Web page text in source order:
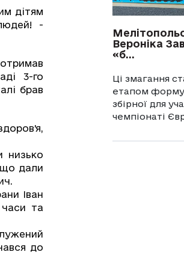
дітям
-
3-го
брав
що дали
Іван
часи та
до
Вероніка
«б...
Ці змагання
етапом
збірної для
чемпіонаті